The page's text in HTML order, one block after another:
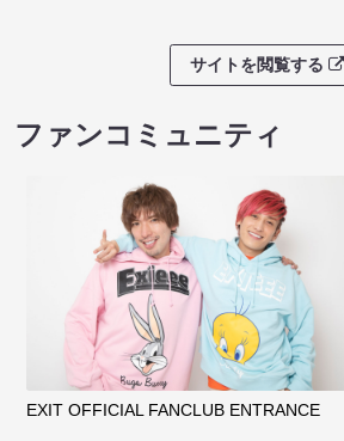
サイトを閲覧する
ファンコミュニティ
EXIT OFFICIAL FANCLUB ENTRANCE